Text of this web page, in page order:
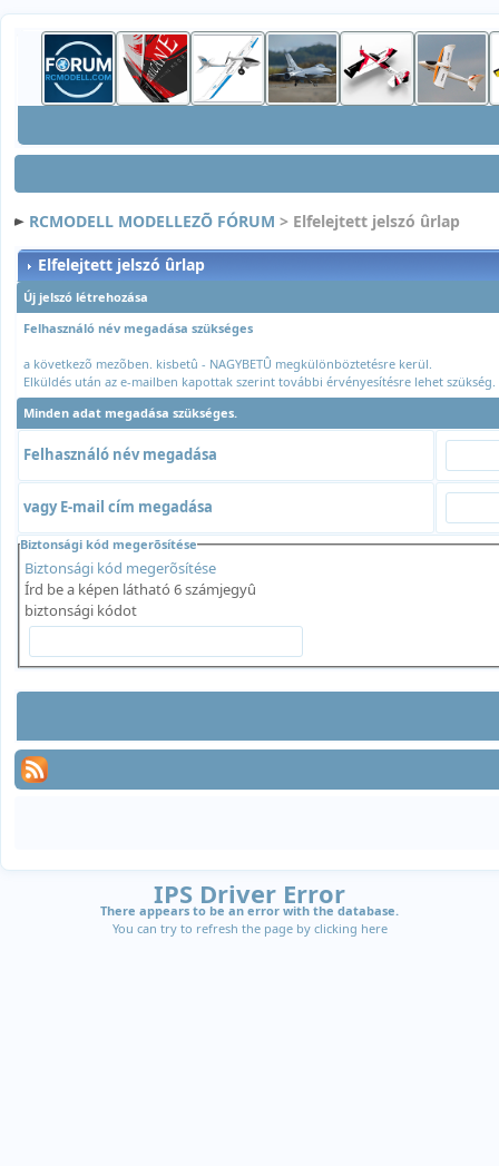
RCMODELL MODELLEZÕ FÓRUM > Elfelejtett jelszó ûrlap
Elfelejtett jelszó ûrlap
Új jelszó létrehozása
Felhasználó név megadása szükséges
a következõ mezõben. kisbetû - NAGYBETÛ megkülönböztetésre kerül.
Elküldés után az e-mailben kapottak szerint további érvényesítésre lehet
Minden adat megadása szükséges.
Felhasználó név megadása
vagy E-mail cím megadása
Biztonsági kód megerõsítése
Biztonsági kód megerõsítése
Írd be a képen látható 6 számjegyû
biztonsági kódot
IPS Driver Error
There appears to be an error with the database.
You can try to refresh the page by clicking here